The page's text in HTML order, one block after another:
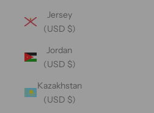
Jersey
(USD $)
Jordan
(USD $)
Kazakhstan
(USD $)